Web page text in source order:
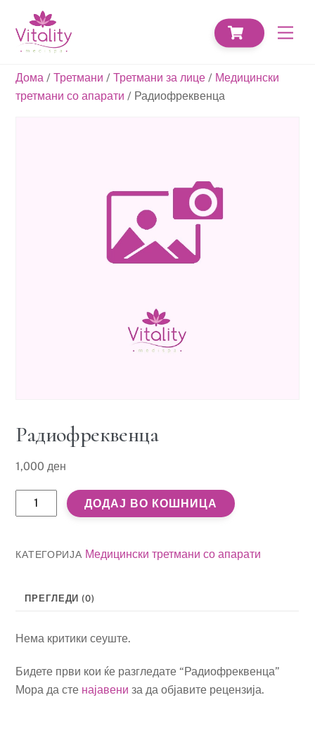
content
CART
Дома /Третмани /Третмани за лице / Медицински
третмани со апарати / Радиофреквенца
Радиофреквенца
1,000ден
Радиофреквенца
количина
ДОДАЈ ВО КОШНИЦА
КАТЕГОРИЈА Медицински третмани со апарати
ПРЕГЛЕДИ (0)
Нема критики сеуште.
Бидете први кои ќе разгледате “Радиофреквенца”
Мора да сте најавени за да објавите рецензија.